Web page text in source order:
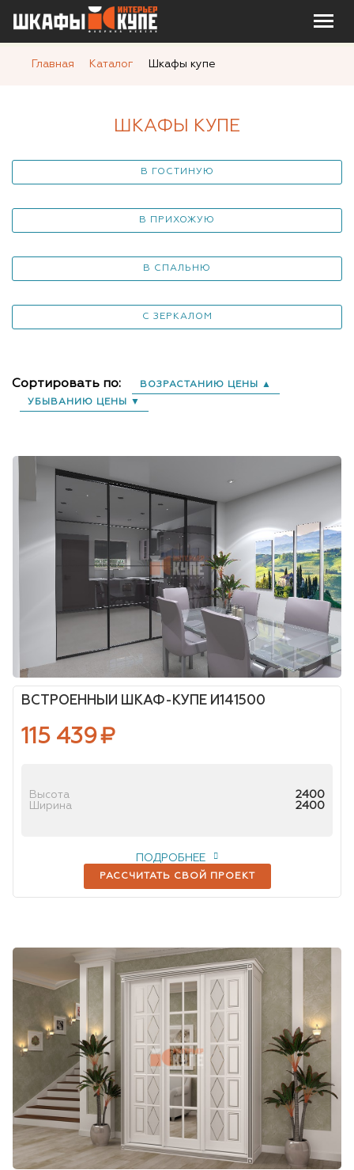
Главная Каталог Шкафы купе
ШКАФЫ КУПЕ
В ГОСТИНУЮ
В ПРИХОЖУЮ
В СПАЛЬНЮ
С ЗЕРКАЛОМ
Сортировать по:
ВОЗРАСТАНИЮ ЦЕНЫ ▲
УБЫВАНИЮ ЦЕНЫ ▼
ВСТРОЕННЫЙ ШКАФ-КУПЕ И141500
115 439₽
Высота
2400
Ширина
2400
РАССЧИТАТЬ СВОЙ ПРОЕКТ
ПОДРОБНЕЕ